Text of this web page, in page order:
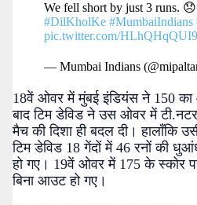
We fell short by just 3 runs. 😞
#DilKholKe #MumbaiIndians
pic.twitter.com/HLhQHqQUI9
— Mumbai Indians
18वें ओवर में मुंबई इंडियंस ने 150
बाद टिम डेविड ने उस ओवर में
मैच की दिशा ही बदल दी। हालाँकि
टिम डेविड 18 गेंदों में 46 रनों की
हो गए। 19वें ओवर में 175 के स्कोर
बिना आउट हो गए।